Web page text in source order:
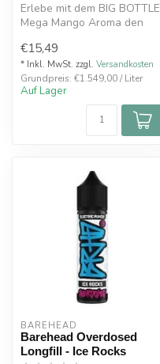
Erlebe mit dem BIG BOTTLE
Mega Mango Aroma den
Geschmack sonne...
€15,49
* Inkl. MwSt. zzgl. Versandkosten
Grundpreis: €1.549,00 / Liter
Auf Lager
BAREHEAD
Barehead Overdosed
Longfill - Ice Rocks